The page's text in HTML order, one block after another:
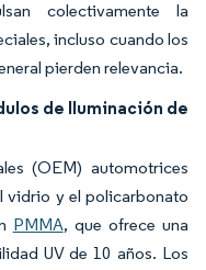
colectivamente la
incluso cuando los
pierden relevancia.
de Iluminación de
(OEM) automotrices
vidrio y el policarbonato
PMMA, que ofrece una
UV de 10 años. Los